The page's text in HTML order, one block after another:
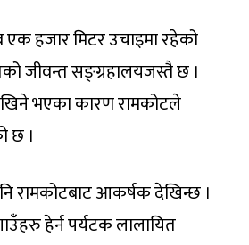
एक हजार मिटर उचाइमा रहेको
जीवन्त सङ्ग्रहालयजस्तै छ ।
भएका कारण रामकोटले
छ ।
रामकोटबाट आकर्षक देखिन्छ ।
हेर्न पर्यटक लालायित